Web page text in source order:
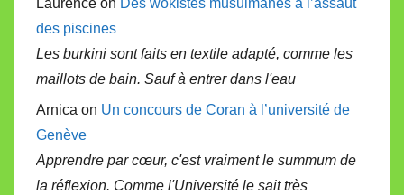
des piscines
Les burkini sont faits en textile adapté, comme les
maillots de bain. Sauf à entrer dans l'eau
Arnica on Un concours de Coran à l’université de
Genève
Apprendre par cœur, c'est vraiment le summum de
la réflexion. Comme l'Université le sait très